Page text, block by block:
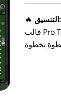
🔥
التنسيق:
بخطوة